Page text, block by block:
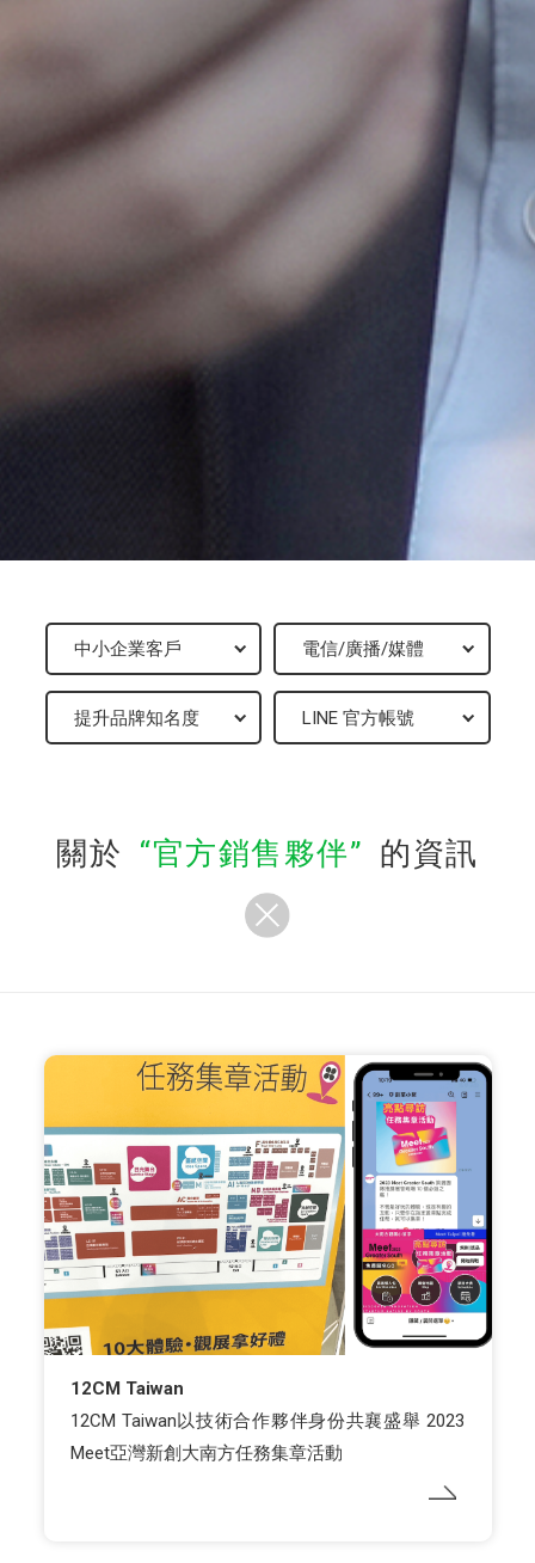
關於 官方銷售夥伴 的資訊
12CM Taiwan
12CM Taiwan以技術合作夥伴身份共襄盛舉 2023
Meet亞灣新創大南方任務集章活動